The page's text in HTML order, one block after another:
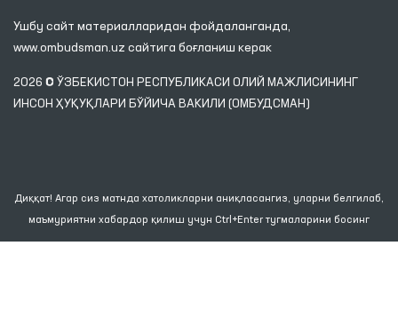
Ушбу сайт материалларидан фойдаланганда,
www.ombudsman.uz сайтига боғланиш керак
2026 © ЎЗБЕКИСТОН РЕСПУБЛИКАСИ ОЛИЙ МАЖЛИСИНИНГ
ИНСОН ҲУҚУҚЛАРИ БЎЙИЧА ВАКИЛИ (ОМБУДСМАН)
Диққат! Агар сиз матнда хатоликларни аниқласангиз, уларни белгилаб,
маъмуриятни хабардор қилиш учун Ctrl+Enter тугмаларини босинг